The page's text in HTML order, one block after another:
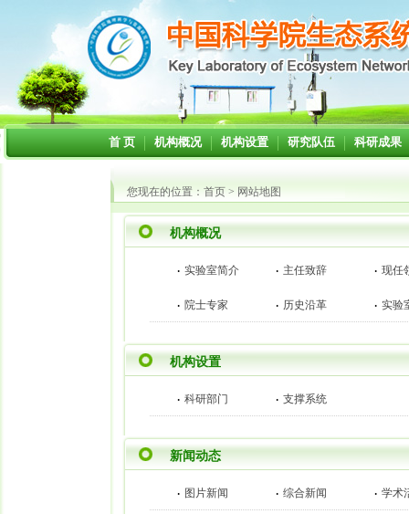
首 页 机构概况 机构设置 研究队伍 科研成果
您现在的位置：首页 > 网站地图
机构概况
· 实验室简介 · 主任致辞 · 现任
· 院士专家 · 历史沿革 · 实验
机构设置
· 科研部门 · 支撑系统
新闻动态
· 图片新闻 · 综合新闻 · 学术